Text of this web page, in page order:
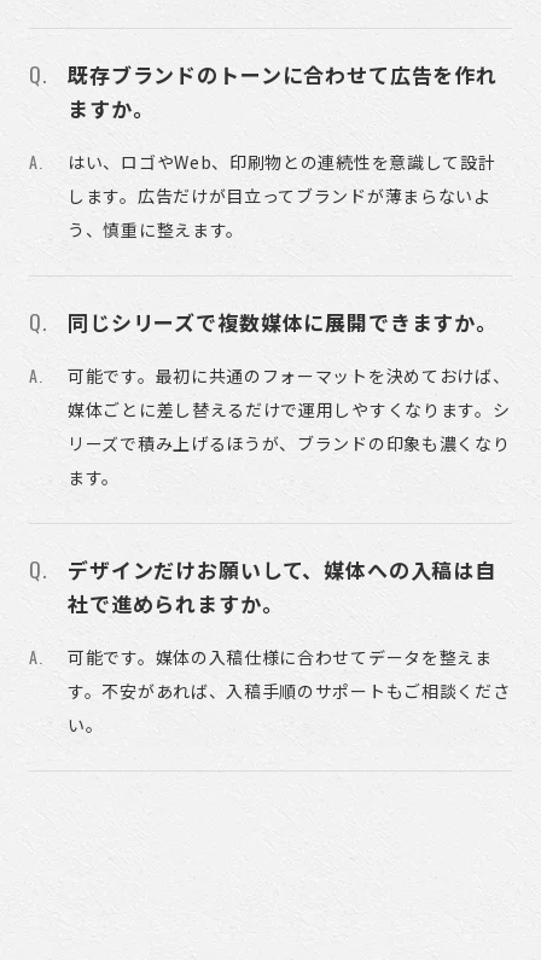
既存ブランドのトーンに合わせて広告を作れ
ますか。
はい、ロゴやWeb、印刷物との連続性を意識して設計
します。広告だけが目立ってブランドが薄まらないよ
う、慎重に整えます。
同じシリーズで複数媒体に展開できますか。
可能です。最初に共通のフォーマットを決めておけば、
媒体ごとに差し替えるだけで運用しやすくなります。シ
リーズで積み上げるほうが、ブランドの印象も濃くなり
ます。
デザインだけお願いして、媒体への入稿は自
社で進められますか。
可能です。媒体の入稿仕様に合わせてデータを整えま
す。不安があれば、入稿手順のサポートもご相談くださ
い。